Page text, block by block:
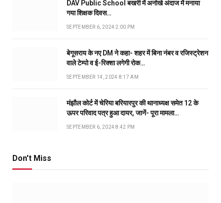
DAV Public School बखरी में अनोखे अंदाज में मनाया
गया शिक्षक दिवस…
SEPTEMBER 6, 2024 2:00 PM
बेगूसराय के नए DM ने कहा- शहर में बिना नंबर व रजिस्ट्रेशन
वाले टेम्पो व ई-रिक्शा लगेगी रोक…
SEPTEMBER 14, 2024 8:17 AM
मंझौल कोर्ट में चेरिया बरियारपुर की थानाध्यक्ष समेत 12 के
ऊपर परिवाद पत्र हुआ दायर, जानें- पूरा मामला…
SEPTEMBER 6, 2024 8:42 PM
Don't Miss